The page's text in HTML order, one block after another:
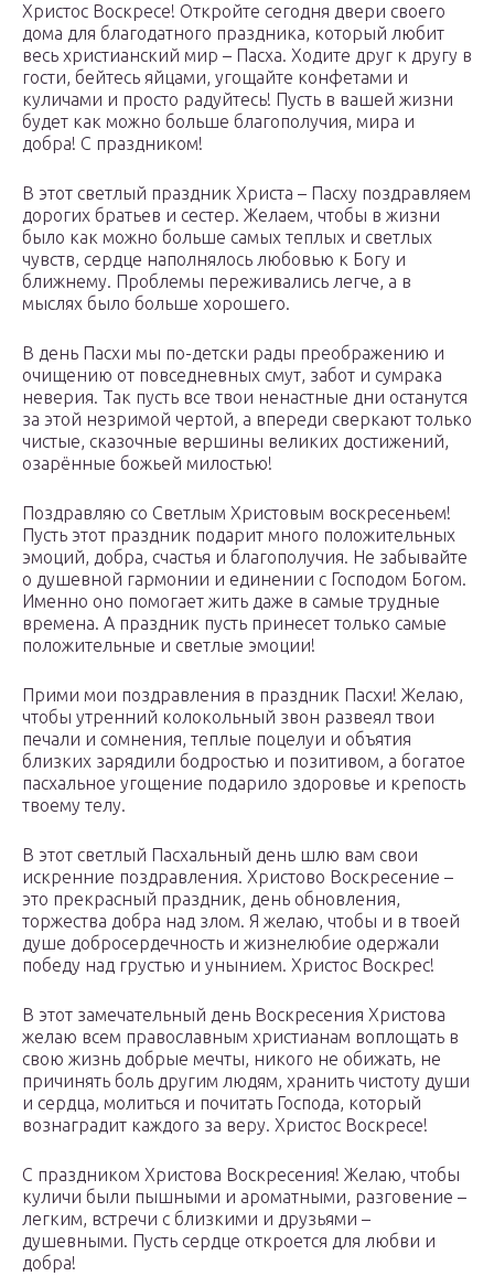
Христос Воскресе! Откройте сегодня двери своего
дома для благодатного праздника, который любит
весь христианский мир – Пасха. Ходите друг к другу в
гости, бейтесь яйцами, угощайте конфетами и
куличами и просто радуйтесь! Пусть в вашей жизни
будет как можно больше благополучия, мира и
добра! С праздником!
В этот светлый праздник Христа – Пасху поздравляем
дорогих братьев и сестер. Желаем, чтобы в жизни
было как можно больше самых теплых и светлых
чувств, сердце наполнялось любовью к Богу и
ближнему. Проблемы переживались легче, а в
мыслях было больше хорошего.
В день Пасхи мы по-детски рады преображению и
очищению от повседневных смут, забот и сумрака
неверия. Так пусть все твои ненастные дни останутся
за этой незримой чертой, а впереди сверкают только
чистые, сказочные вершины великих достижений,
озарённые божьей милостью!
Поздравляю со Светлым Христовым воскресеньем!
Пусть этот праздник подарит много положительных
эмоций, добра, счастья и благополучия. Не забывайте
о душевной гармонии и единении с Господом Богом.
Именно оно помогает жить даже в самые трудные
времена. А праздник пусть принесет только самые
положительные и светлые эмоции!
Прими мои поздравления в праздник Пасхи! Желаю,
чтобы утренний колокольный звон развеял твои
печали и сомнения, теплые поцелуи и объятия
близких зарядили бодростью и позитивом, а богатое
пасхальное угощение подарило здоровье и крепость
твоему телу.
В этот светлый Пасхальный день шлю вам свои
искренние поздравления. Христово Воскресение –
это прекрасный праздник, день обновления,
торжества добра над злом. Я желаю, чтобы и в твоей
душе добросердечность и жизнелюбие одержали
победу над грустью и унынием. Христос Воскрес!
В этот замечательный день Воскресения Христова
желаю всем православным христианам воплощать в
свою жизнь добрые мечты, никого не обижать, не
причинять боль другим людям, хранить чистоту души
и сердца, молиться и почитать Господа, который
вознаградит каждого за веру. Христос Воскресе!
С праздником Христова Воскресения! Желаю, чтобы
куличи были пышными и ароматными, разговение –
легким, встречи с близкими и друзьями –
душевными. Пусть сердце откроется для любви и
добра!